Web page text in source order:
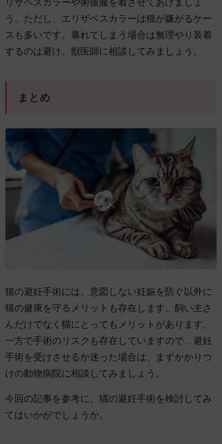
リザベスカラーや術後服を着させてあげましょ
う。ただし、エリザベスカラーは猫が嫌がるケー
スも多いです。暴れてしまう場合は無理やり装着
するのは避け、獣医師に相談してみましょう。
まとめ
猫の避妊手術には、意図しない妊娠を防ぐ以外に
猫の健康を守るメリットも存在します。飼い主さ
んだけでなく猫にとってもメリットがあります。
一方で手術のリスクも存在していますので、避妊
手術を受けさせるか迷った場合は、まずかかりつ
けの動物病院に相談してみましょう。
今回の記事を参考に、猫の避妊手術を検討してみ
てはいかがでしょうか。